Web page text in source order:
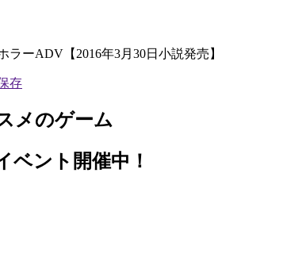
ラーADV【2016年3月30日小説発売】
メのゲーム
ベント開催中！